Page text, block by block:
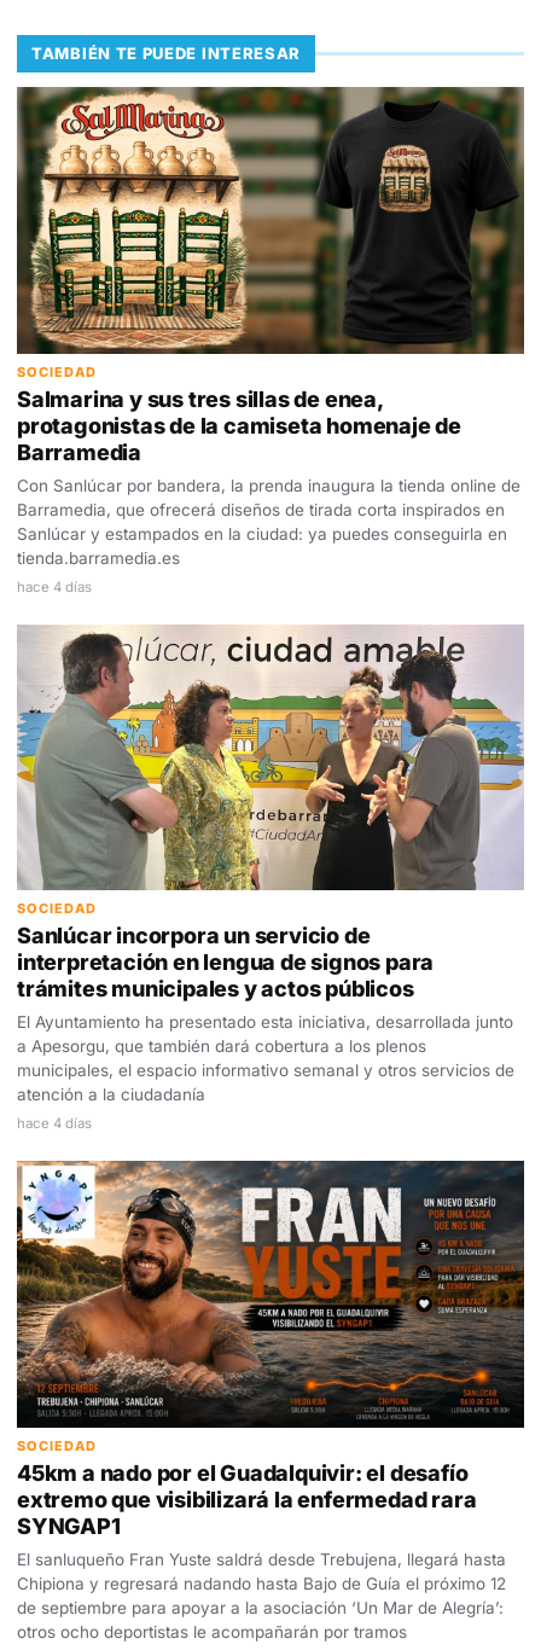
TAMBIÉN TE PUEDE INTERESAR
SOCIEDAD
Salmarina y sus tres sillas de enea,
protagonistas de la camiseta homenaje de
Barramedia
Con Sanlúcar por bandera, la prenda inaugura la tienda online de
Barramedia, que ofrecerá diseños de tirada corta inspirados en
Sanlúcar y estampados en la ciudad: ya puedes conseguirla en
tienda.barramedia.es
hace 4 días
SOCIEDAD
Sanlúcar incorpora un servicio de
interpretación en lengua de signos para
trámites municipales y actos públicos
El Ayuntamiento ha presentado esta iniciativa, desarrollada junto
a Apesorgu, que también dará cobertura a los plenos
municipales, el espacio informativo semanal y otros servicios de
atención a la ciudadanía
hace 4 días
SOCIEDAD
45km a nado por el Guadalquivir: el desafío
extremo que visibilizará la enfermedad rara
SYNGAP1
El sanluqueño Fran Yuste saldrá desde Trebujena, llegará hasta
Chipiona y regresará nadando hasta Bajo de Guía el próximo 12
de septiembre para apoyar a la asociación ‘Un Mar de Alegría’:
otros ocho deportistas le acompañarán por tramos